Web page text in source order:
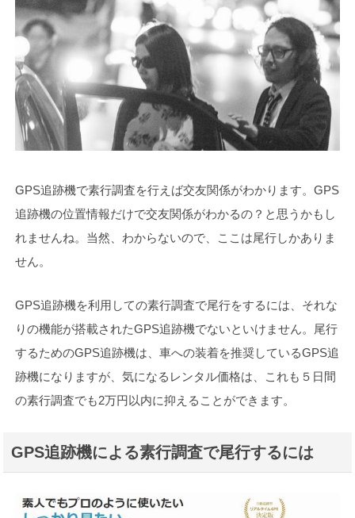
GPS追跡機で素行調査を行えば交友関係がわかります。GPS
追跡機の位置情報だけで交友関係がわかるの？と思うかもし
れませんね。当然、わからないので、ここは尾行しかありま
せん。
GPS追跡機を利用しての素行調査で尾行をするには、それな
りの機能が搭載されたGPS追跡機でないといけません。尾行
するためのGPS追跡機は、車への装着を推奨しているGPS追
跡機になりますが、気になるレンタル価格は、これも５日間
の素行調査でも2万円以内に抑えることができます。
GPS追跡機による素行調査で尾行するには